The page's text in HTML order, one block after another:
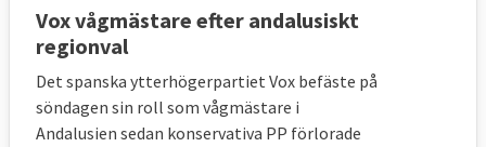
Vox vågmästare efter andalusiskt
regionval
Det spanska ytterhögerpartiet Vox befäste på
söndagen sin roll som vågmästare i
Andalusien sedan konservativa PP förlorade